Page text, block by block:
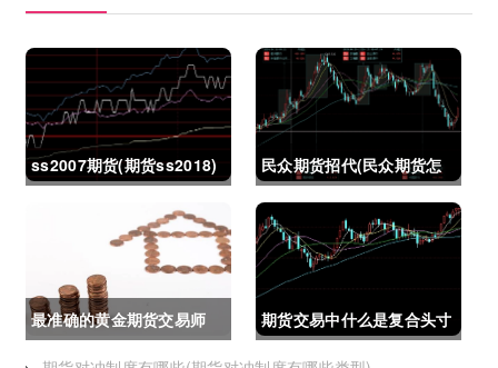
ss2007期货(期货ss2018)
民众期货招代(民众期货怎
么了)
最准确的黄金期货交易师
(最准确的黄金期货交易师
期货交易中什么是复合头寸
(期货交易中什么是复合头